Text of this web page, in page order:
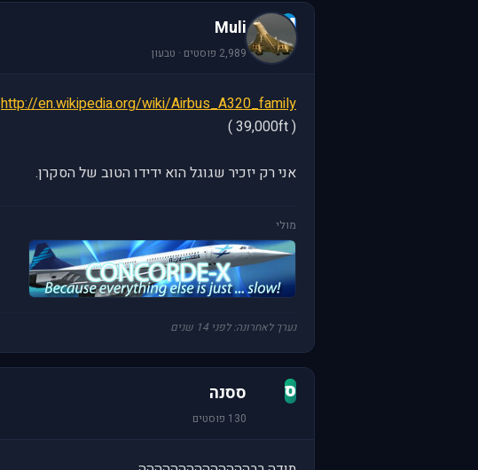
M
Muli
2,989 פוסטים · טבעון
http://en.wikipedia.org/wiki/Airbus_A320_family
( 39,000ft )
אני רק יזכיר שגוגל הוא ידידו הטוב של הסקרן.
מולי
נערך לאחרונה: לפני 14 שנים
ס ססנה
130 פוסטים